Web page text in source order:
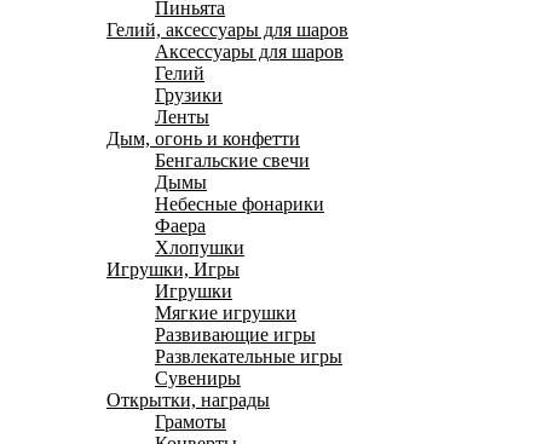
Пиньята
Гелий, аксессуары для шаров
Аксессуары для шаров
Гелий
Грузики
Ленты
Дым, огонь и конфетти
Бенгальские свечи
Дымы
Небесные фонарики
Фаера
Хлопушки
Игрушки, Игры
Игрушки
Мягкие игрушки
Развивающие игры
Развлекательные игры
Сувениры
Открытки, награды
Грамоты